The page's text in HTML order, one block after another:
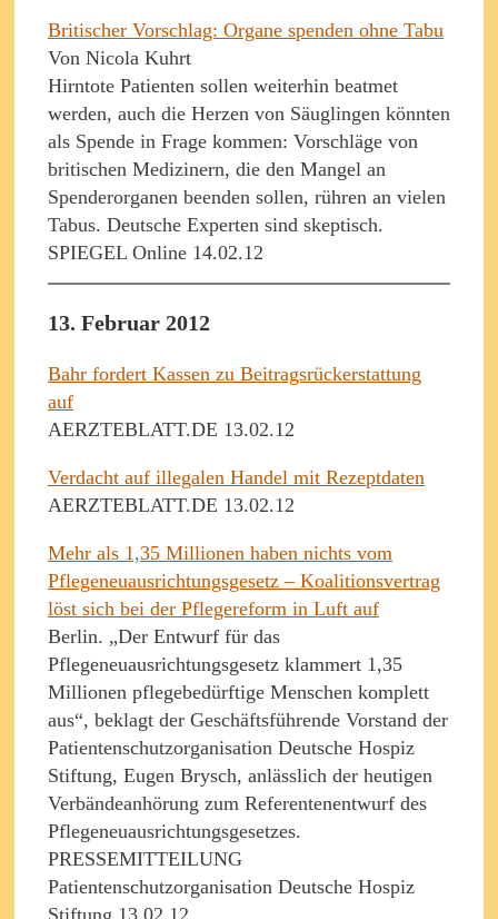
Britischer Vorschlag: Organe spenden ohne Tabu
Von Nicola Kuhrt
Hirntote Patienten sollen weiterhin beatmet
werden, auch die Herzen von Säuglingen könnten
als Spende in Frage kommen: Vorschläge von
britischen Medizinern, die den Mangel an
Spenderorganen beenden sollen, rühren an vielen
Tabus. Deutsche Experten sind skeptisch.
SPIEGEL Online 14.02.12
13. Februar 2012
Bahr fordert Kassen zu Beitragsrückerstattung
auf
AERZTEBLATT.DE 13.02.12
Verdacht auf illegalen Handel mit Rezeptdaten
AERZTEBLATT.DE 13.02.12
Mehr als 1,35 Millionen haben nichts vom
Pflegeneuausrichtungsgesetz – Koalitionsvertrag
löst sich bei der Pflegereform in Luft auf
Berlin. „Der Entwurf für das
Pflegeneuausrichtungsgesetz klammert 1,35
Millionen pflegebedürftige Menschen komplett
aus“, beklagt der Geschäftsführende Vorstand der
Patientenschutzorganisation Deutsche Hospiz
Stiftung, Eugen Brysch, anlässlich der heutigen
Verbändeanhörung zum Referentenentwurf des
Pflegeneuausrichtungsgesetzes.
PRESSEMITTEILUNG
Patientenschutzorganisation Deutsche Hospiz